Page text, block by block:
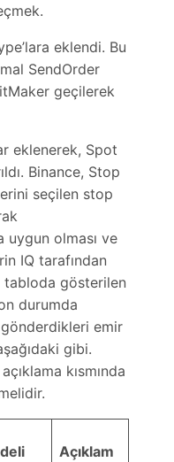
eklendi. Bu
SendOrder
geçilerek
eklenerek, Spot
Binance, Stop
seçilen stop
uygun olması ve
IQ tarafından
tabloda gösterilen
durumda
emir
gibi.
kısmında
Açıklam